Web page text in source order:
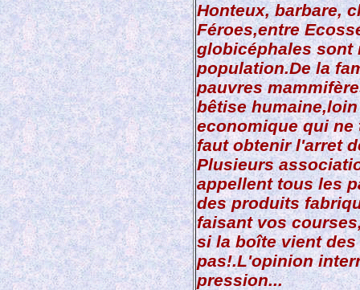
Honteux, barbare,
Féroes,entre
globicéphales sont
population.De la
pauvres
bêtise
economique qui
faut obtenir l'arret
Plusieurs
appellent tous les
des produits
faisant vos
si la boîte vient
pas!.L'opinion
pression...